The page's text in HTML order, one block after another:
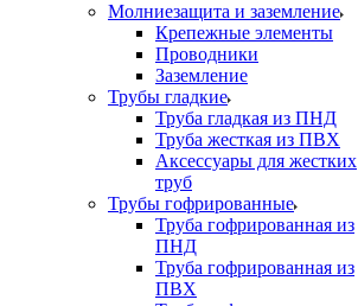
Молниезащита и заземление
Крепежные элементы
Проводники
Заземление
Трубы гладкие
Труба гладкая из ПНД
Труба жесткая из ПВХ
Аксессуары для жестких
труб
Трубы гофрированные
Труба гофрированная из
ПНД
Труба гофрированная из
ПВХ